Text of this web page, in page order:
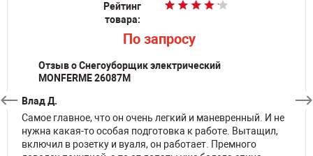
Рейтинг
товара:
По запросу
Отзыв о Снегоуборщик электрический
MONFERME 26087M
Влад Д.
Самое главное, что он очень легкий и маневренный. И не
нужна какая-то особая подготовка к работе. Вытащил,
включил в розетку и вуаля, он работает. Премного
Рейтинг
товара:
По запросу
Рейтинг
товара:
По запросу
Рейтинг
товара:
По запросу
Рейтинг
товара:
По запросу
Рейтинг
товара:
По запросу
Рейтинг
товара:
По запросу
Рейтинг
товара:
384 990p
Рейтинг
товара:
279 990p
товара:
9 000